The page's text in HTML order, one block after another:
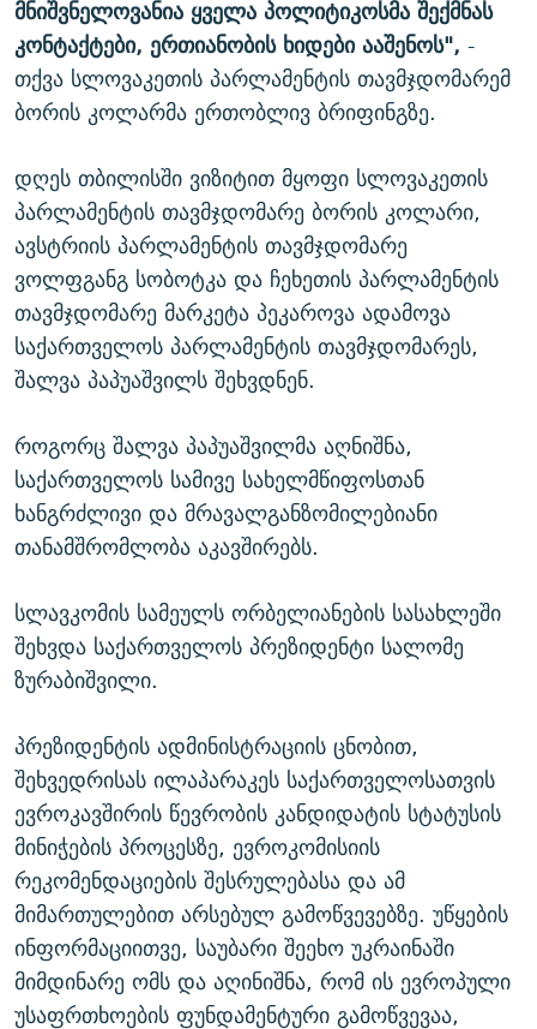
მნიშვნელოვანია ყველა პოლიტიკოსმა შექმნას
კონტაქტები, ერთიანობის ხიდები ააშენოს", -
თქვა სლოვაკეთის პარლამენტის თავმჯდომარემ
ბორის კოლარმა ერთობლივ ბრიფინგზე.
დღეს თბილისში ვიზიტით მყოფი სლოვაკეთის
პარლამენტის თავმჯდომარე ბორის კოლარი,
ავსტრიის პარლამენტის თავმჯდომარე
ვოლფგანგ სობოტკა და ჩეხეთის პარლამენტის
თავმჯდომარე მარკეტა პეკაროვა ადამოვა
საქართველოს პარლამენტის თავმჯდომარეს,
შალვა პაპუაშვილს შეხვდნენ.
როგორც შალვა პაპუაშვილმა აღნიშნა,
საქართველოს სამივე სახელმწიფოსთან
ხანგრძლივი და მრავალგანზომილებიანი
თანამშრომლობა აკავშირებს.
სლავკომის სამეულს ორბელიანების სასახლეში
შეხვდა საქართველოს პრეზიდენტი სალომე
ზურაბიშვილი.
პრეზიდენტის ადმინისტრაციის ცნობით,
შეხვედრისას ილაპარაკეს საქართველოსათვის
ევროკავშირის წევრობის კანდიდატის სტატუსის
მინიჭების პროცესზე, ევროკომისიის
რეკომენდაციების შესრულებასა და ამ
მიმართულებით არსებულ გამოწვევებზე. უწყების
ინფორმაციითვე, საუბარი შეეხო უკრაინაში
მიმდინარე ომს და აღინიშნა, რომ ის ევროპული
უსაფრთხოების ფუნდამენტური გამოწვევაა,